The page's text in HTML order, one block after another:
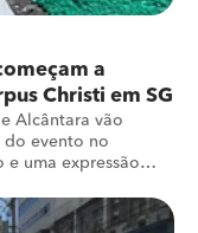
a
Christi em SG
Alcântara vão
do evento no
uma expressão